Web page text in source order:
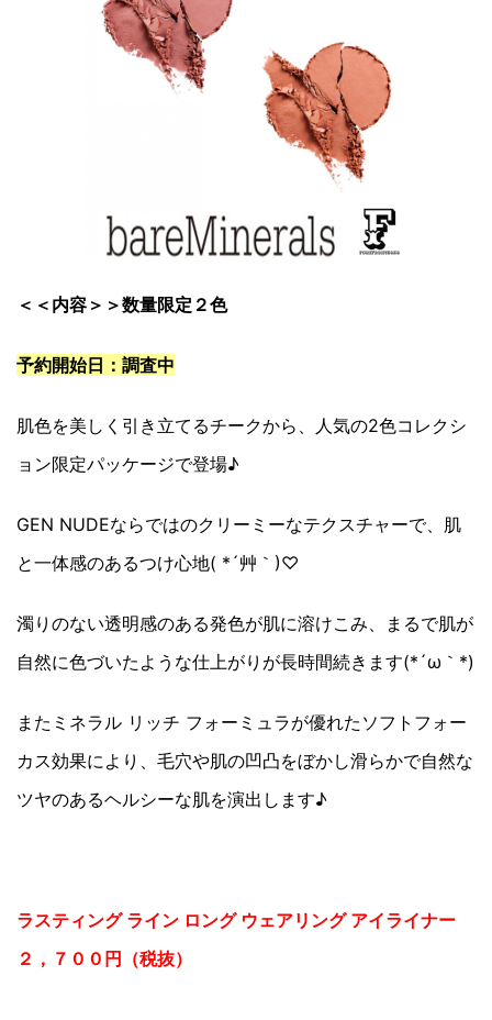
＜＜内容＞＞数量限定２色
予約開始日：調査中
肌色を美しく引き立てるチークから、人気の2色コレクシ
ョン限定パッケージで登場♪
GEN NUDEならではのクリーミーなテクスチャーで、肌
と一体感のあるつけ心地( *´艸｀)♡
濁りのない透明感のある発色が肌に溶けこみ、まるで肌が
自然に色づいたような仕上がりが長時間続きます(*´ω｀*)
またミネラル リッチ フォーミュラが優れたソフトフォー
カス効果により、毛穴や肌の凹凸をぼかし滑らかで自然な
ツヤのあるヘルシーな肌を演出します♪
ラスティング ライン ロング ウェアリング アイライナー
２，７００円（税抜）